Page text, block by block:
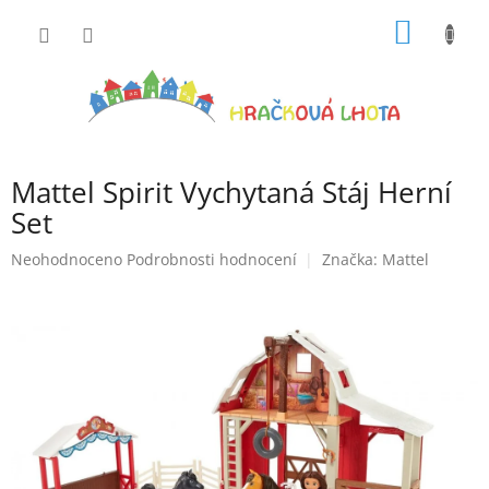
Mattel Spirit Vychytaná Stáj Herní
Set
Průměrné
Neohodnoceno Podrobnosti hodnocení Značka: Mattel